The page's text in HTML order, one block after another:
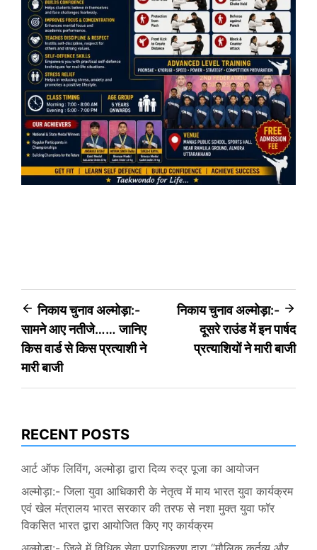
Post
navigation
निकाय चुनाव अल्मोड़ा:-
सामने आए नतीजे…… जानिए
किस वार्ड से किस प्रत्याशी ने
मारी बाजी
निकाय चुनाव अल्मोड़ा:-
दूसरे राउंड में इन पार्षद
प्रत्याशियों ने मारी बाजी
RECENT POSTS
आर्ट ऑफ लिविंग, अल्मोड़ा द्वारा दिव्य रुद्र पूजा का आयोजन
अल्मोड़ा:- जिला युवा आधिकारी के नेतृत्व में माय भारत युवा कार्यक्रम
एवं खेल मंत्रालय भारत सरकार की तरफ से नशा मुक्त युवा फॉर
विकसित भारत द्वारा आयोजित किए गए कार्यक्रम